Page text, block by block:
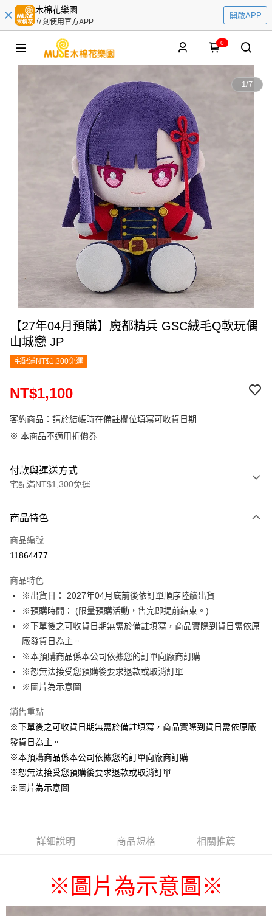
木棉花樂園
立刻使用官方APP
開啟APP
0
1/7
【27年04月預購】魔都精兵 GSC絨毛Q軟玩偶
山城戀 JP
宅配滿NT$1,300免運
NT$1,100
客約商品：請於結帳時在備註欄位填寫可收貨日期
※ 本商品不適用折價券
付款與運送方式
宅配滿NT$1,300免運
信用卡一次付款
LINE Pay
悠遊付
Google Pay
ATM付款
運送方式
預購訂單-宅配專用(🔺不同預購月份建議分開結帳，避免整筆訂單等
每筆NT$100，滿NT$1,300(含以上)免運費
預購訂單-離島宅配專用-(澎湖/金門/馬祖)(🔺不同預購月份建議分開
結帳，避免整筆訂單等超久)
每筆NT$220
商品特色
商品編號
11864477
商品特色
※出貨日： 2027年04月底前後依訂單順序陸續出貨
※預購時間： (限量預購活動，售完即提前結束。)
※下單後之可收貨日期無需於備註填寫，商品實際到貨日需依原
廠發貨日為主。
※本預購商品係本公司依據您的訂單向廠商訂購
※恕無法接受您預購後要求退款或取消訂單
※圖片為示意圖
銷售重點
※下單後之可收貨日期無需於備註填寫，商品實際到貨日需依原廠
發貨日為主。
※本預購商品係本公司依據您的訂單向廠商訂購
※恕無法接受您預購後要求退款或取消訂單
※圖片為示意圖
詳細說明 商品規格 相關推薦
※ 圖片為示意圖 ※